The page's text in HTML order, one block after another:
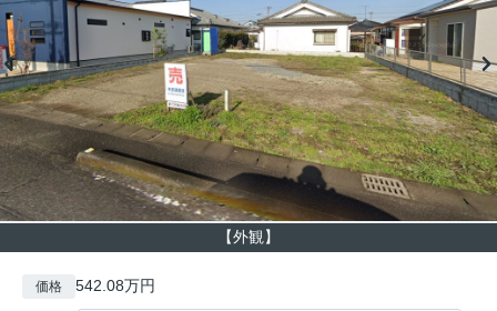
【外観】
価格 542.08万円